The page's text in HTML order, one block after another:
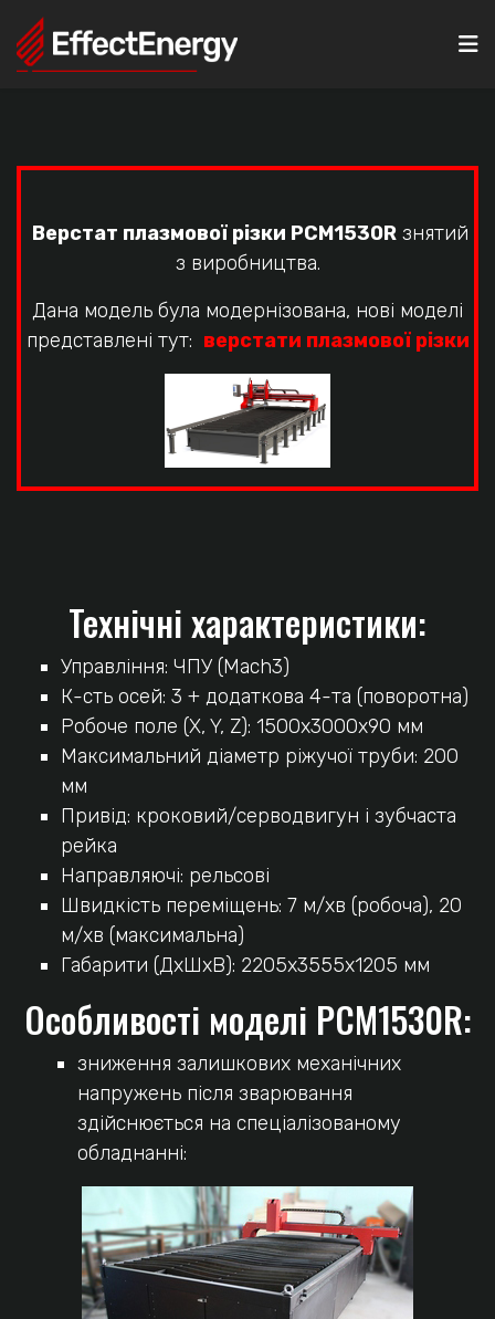
Верстат плазмової різки PCM1530Rзнятий
з виробництва.
Дана модель була модернізована, нові моделі
представлені тут: верстати плазмової різки
Технічні характеристики:
Управління: ЧПУ (Mach3)
К-сть осей: 3 + додаткова 4-та (поворотна)
Робоче поле (X, Y, Z): 1500х3000х90 мм
Максимальний діаметр ріжучої труби: 200
мм
Привід: кроковий/серводвигун і зубчаста
рейка
Направляючі: рельсові
Швидкість переміщень: 7 м/хв (робоча), 20
м/хв (максимальна)
Габарити (ДхШхВ): 2205х3555х1205 мм
Особливості моделі PCM1530R:
зниження залишкових механічних
напружень після зварювання
здійснюється на спеціалізованому
обладнанні: